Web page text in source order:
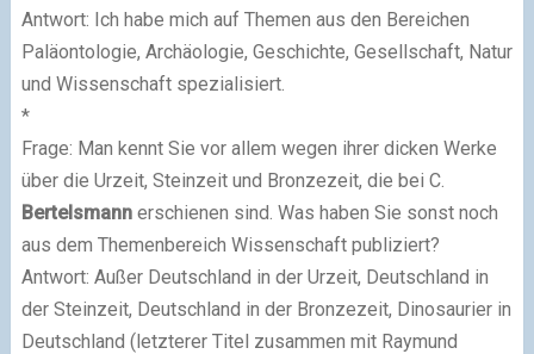
Antwort: Ich habe mich auf Themen aus den Bereichen
Paläontologie, Archäologie, Geschichte, Gesellschaft, Natur
und Wissenschaft spezialisiert.
*
Frage: Man kennt Sie vor allem wegen ihrer dicken Werke
über die Urzeit, Steinzeit und Bronzezeit, die bei C.
Bertelsmannerschienen sind. Was haben Sie sonst noch
aus dem Themenbereich Wissenschaft publiziert?
Antwort: Außer Deutschland in der Urzeit, Deutschland in
der Steinzeit, Deutschland in der Bronzezeit, Dinosaurier in
Deutschland (letzterer Titel zusammen mit Raymund